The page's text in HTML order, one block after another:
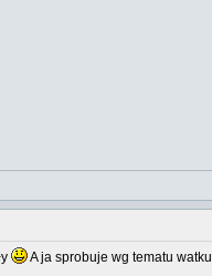
A ja sprobuje wg tematu watku